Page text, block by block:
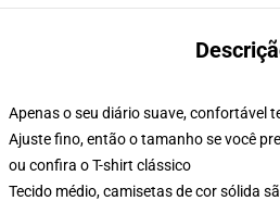
Apenas o seu diário suave, confortável
Ajuste fino, então o tamanho se você
ou confira o T-shirt clássico
Tecido médio, camisetas de cor sólida